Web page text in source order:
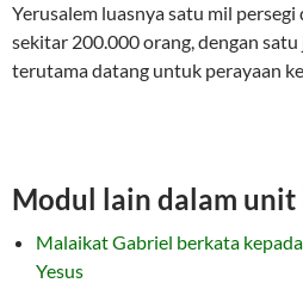
Yerusalem luasnya satu mil
sekitar 200.000 orang, dengan
terutama datang untuk perayaan
Modul lain dalam unit
Malaikat Gabriel berkata
Yesus